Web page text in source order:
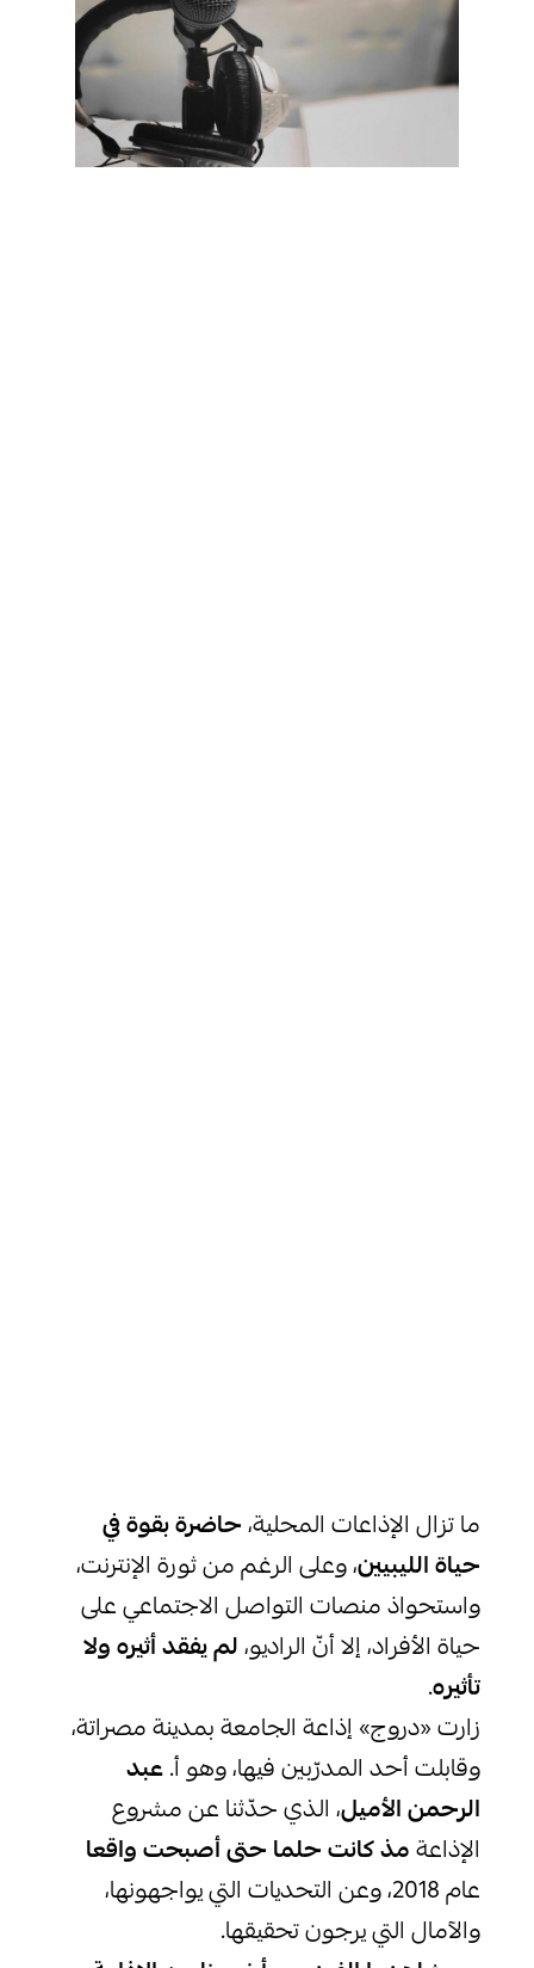
ما تزال الإذاعات المحلية،حاضرة بقوة في
حياة الليبيين، وعلى الرغم من ثورة الإنترنت،
واستحواذ منصات التواصل الاجتماعي على
حياة الأفراد، إلا أنّ الراديو،لم يفقد أثيره ولا
تأثيره.
زارت «دروج» إذاعة الجامعة بمدينة مصراتة،
وقابلت أحد المدرّبين فيها، وهو أ.عبد
الرحمن الأميل، الذي حدّثنا عن مشروع
الإذاعةمذ كانت حلما حتى أصبحت واقعا
عام 2018، وعن التحديات التي يواجهونها،
والآمال التي يرجون تحقيقها.